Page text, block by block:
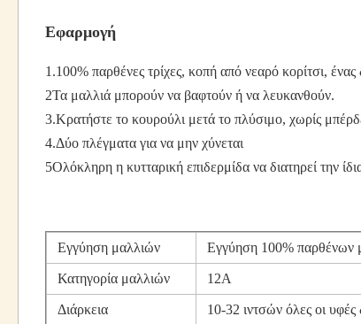
Εφαρμογή
1.100% παρθένες τρίχες, κοπή από νεαρό κορίτσι, ένας
2Τα μαλλιά μπορούν να βαφτούν ή να λευκανθούν.
3.Κρατήστε το κουρούλι μετά το πλύσιμο, χωρίς
4.Δύο πλέγματα για να μην χύνεται
5Ολόκληρη η κυτταρική επιδερμίδα να διατηρεί την
Εγγύηση μαλλιών Εγγύηση 100% παρθένων
Κατηγορία μαλλιών 12Α
Διάρκεια 10-32 ιντσών όλες οι